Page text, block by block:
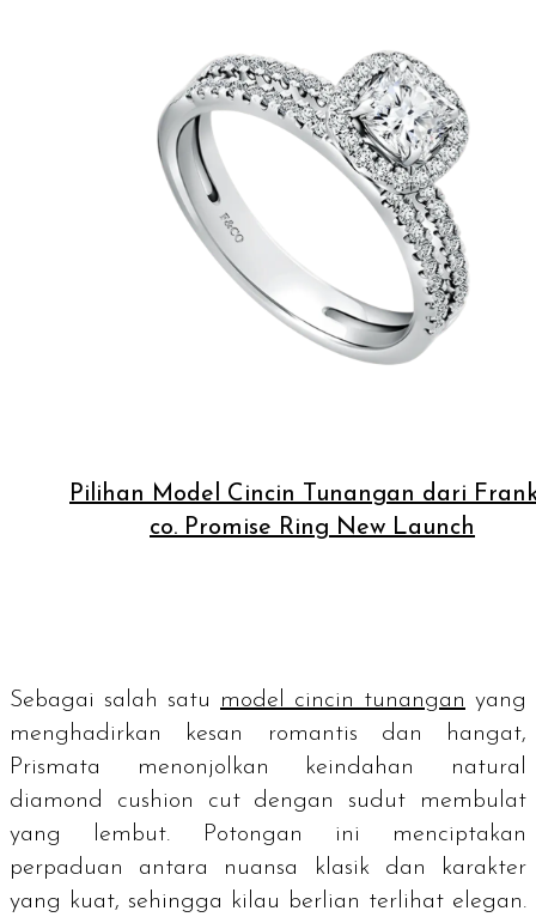
Pilihan Model Cincin Tunangan dari
co. Promise Ring New Launch
Sebagai salah satu model cincin tunangan yang
menghadirkan kesan romantis dan hangat,
Prismata menonjolkan keindahan natural
diamond
cushion cutdengan sudut membulat
yang lembut. Potongan ini menciptakan
perpaduan antara nuansa klasik dan karakter
yang kuat, sehingga kilau berlian terlihat elegan.